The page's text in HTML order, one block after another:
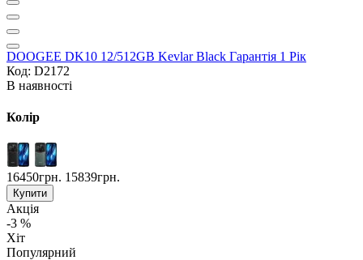
DOOGEE DK10 12/512GB Kevlar Black Гарантія 1 Рік
Код: D2172
В наявності
Колір
16450грн. 15839грн.
Купити
Акція
-3 %
Хіт
Популярний